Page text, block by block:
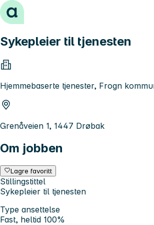
Hopp til innhold
Sykepleier til tjenesten
Hjemmebaserte tjenester, Frogn
Grenåveien 1, 1447 Drøbak
Om jobben
Lagre favoritt
Stillingstittel
Sykepleier til tjenesten
Type ansettelse
Fast, heltid 100%